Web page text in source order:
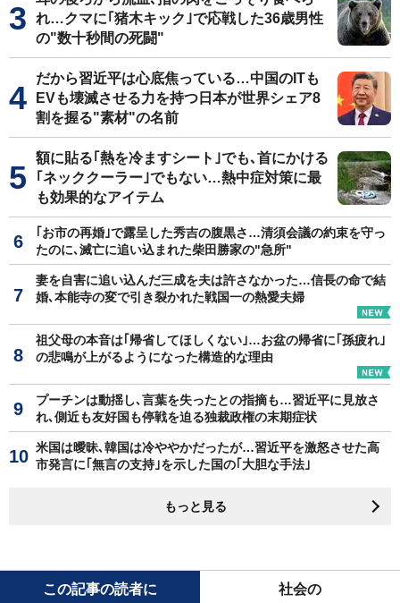
れ…クマに｢猪木キック｣で応戦した36歳男性
の"数十秒間の死闘"
だから習近平は心底焦っている…中国のITも
EVも壊滅させる力を持つ日本が世界シェア8
割を握る"素材"の名前
額に貼る｢熱を冷ますシート｣でも､首にかける
｢ネッククーラー｣でもない…熱中症対策に最
も効果的なアイテム
｢お市の再婚｣で露呈した秀吉の腹黒さ…清須会議の約束を守っ
たのに､滅亡に追い込まれた柴田勝家の"急所"
妻を自害に追い込んだ三成を夫は許さなかった…信長の命で結
婚､本能寺の変で引き裂かれた戦国一の熱愛夫婦
祖父母の本音は｢帰省してほしくない｣…お盆の帰省に｢孫疲れ｣
の悲鳴が上がるようになった構造的な理由
プーチンは動揺し､言葉を失ったとの指摘も…習近平に見放さ
れ､側近も友好国も停戦を迫る独裁政権の末期症状
米国は曖昧､韓国は冷ややかだったが…習近平を激怒させた高
市発言に｢無言の支持｣を示した国の｢大胆な手法｣
もっと見る
この記事の読者に 社会の